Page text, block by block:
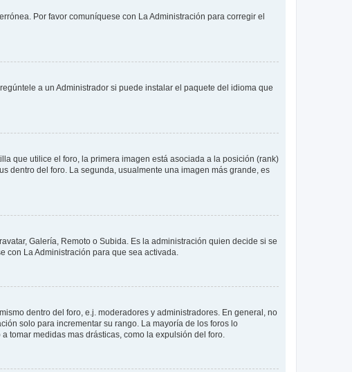
Por favor comuníquese con La Administración para corregir el
a un Administrador si puede instalar el paquete del idioma que
que utilice el foro, la primera imagen está asociada a la posición (rank)
dentro del foro. La segunda, usualmente una imagen más grande, es
Galería, Remoto o Subida. Es la administración quien decide si se
con La Administración para que sea activada.
dentro del foro, e.j. moderadores y administradores. En general, no
solo para incrementar su rango. La mayoría de los foros lo
tomar medidas mas drásticas, como la expulsión del foro.